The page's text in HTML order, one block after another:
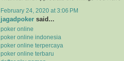
February 24, 2020 at 3:06 PM
jagadpoker said...
poker online
poker online indonesia
poker online terpercaya
poker online terbaru